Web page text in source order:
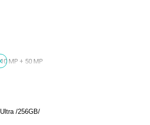
/256GB/
MP + 50 MP